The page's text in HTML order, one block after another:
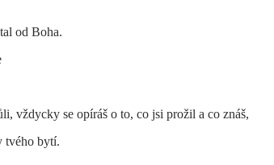
od Boha.
vždycky se opíráš o to, co jsi prožil a co znáš,
tvého bytí.